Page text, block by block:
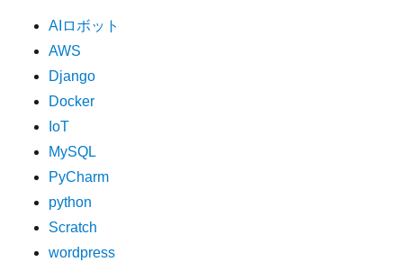
AIロボット
AWS
Django
Docker
IoT
MySQL
PyCharm
python
Scratch
wordpress